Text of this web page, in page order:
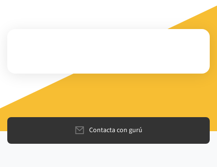
Contacta con gurú